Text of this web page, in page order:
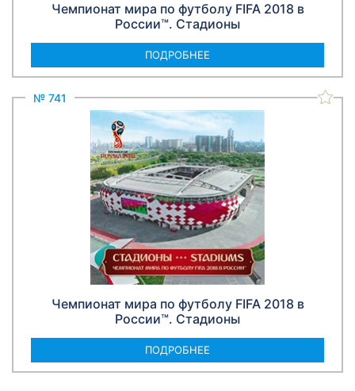
Чемпионат мира по футболу FIFA 2018 в
России™. Стадионы
ПОДРОБНЕЕ
№ 741
Чемпионат мира по футболу FIFA 2018 в
России™. Стадионы
ПОДРОБНЕЕ